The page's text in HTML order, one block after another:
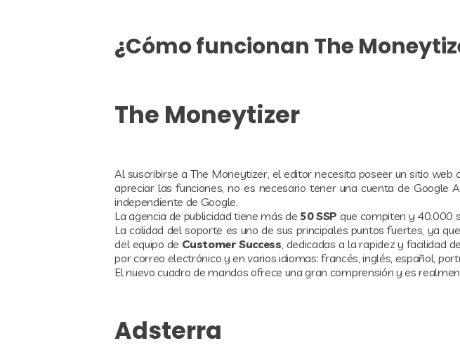
¿Cómo funcionan The
The Moneytizer
Al suscribirse a The Moneytizer, el editor necesita poseer un sitio
apreciar las funciones, no es necesario tener una cuenta de Google
independiente de Google.
La agencia de publicidad tiene más de 50 SSP que compiten y 40.000
La calidad del soporte es uno de sus principales puntos fuertes, ya
del equipo de Customer Success, dedicadas a la rapidez y facilidad
por correo electrónico y en varios idiomas: francés, inglés, español,
El nuevo cuadro de mandos ofrece una gran comprensión y es
Adsterra